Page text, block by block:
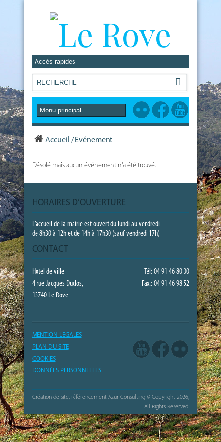
Accueil / Evénement
Désolé mais aucun événement n'a été trouvé.
HORAIRES D’OUVERTURE
L’accueil de la mairie est ouvert du lundi au vendredi
de 8h30 à 12h et de 14h à 17h30 (sauf vendredi 17h)
CONTACT
Hotel de ville
Tél: 04 91 46 80 00
4 rue Jacques Duclos,
Fax.: 04 91 46 98 52
13740 Le Rove
MENTION LÉGALES
PLAN DU SITE
COOKIES
DONNÉES PERSONNELLES
Création de site, référencement Azur Consulting © Copyright 2026,
All Rights Reserved.